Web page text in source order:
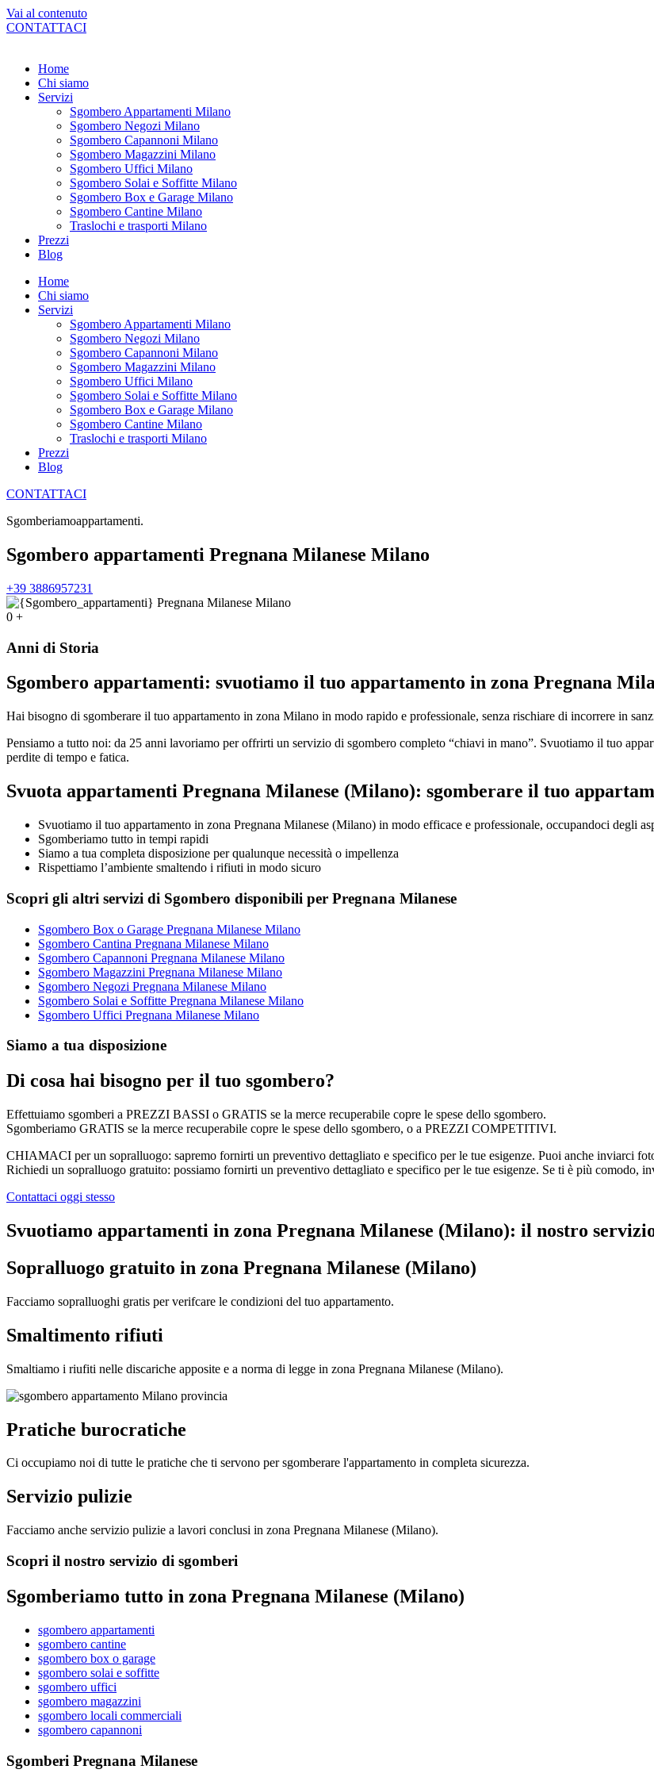
Vai al contenuto
CONTATTACI
Home
Chi siamo
Servizi
Sgombero Appartamenti Milano
Sgombero Negozi Milano
Sgombero Capannoni Milano
Sgombero Magazzini Milano
Sgombero Uffici Milano
Sgombero Solai e Soffitte Milano
Sgombero Box e Garage Milano
Sgombero Cantine Milano
Traslochi e trasporti Milano
Prezzi
Blog
Home
Chi siamo
Servizi
Sgombero Appartamenti Milano
Sgombero Negozi Milano
Sgombero Capannoni Milano
Sgombero Magazzini Milano
Sgombero Uffici Milano
Sgombero Solai e Soffitte Milano
Sgombero Box e Garage Milano
Sgombero Cantine Milano
Traslochi e trasporti Milano
Prezzi
Blog
CONTATTACI
Sgomberiamoappartamenti.
Sgombero appartamenti Pregnana Milanese Milano
+39 3886957231
0 +
Anni di Storia
Sgombero appartamenti: svuotiamo il tuo appartamento in zona Pregnana
Hai bisogno di sgomberare il tuo appartamento in zona Milano in modo rapido e professionale, senza rischiare di incorrere in
Pensiamo a tutto noi: da 25 anni lavoriamo per offrirti un servizio di sgombero completo “chiavi in mano”. Svuotiamo il tuo
perdite di tempo e fatica.
Svuota appartamenti Pregnana Milanese (Milano): sgomberare il tuo
Svuotiamo il tuo appartamento in zona Pregnana Milanese (Milano) in modo efficace e professionale, occupandoci degli
Sgomberiamo tutto in tempi rapidi
Siamo a tua completa disposizione per qualunque necessità o impellenza
Rispettiamo l’ambiente smaltendo i rifiuti in modo sicuro
Scopri gli altri servizi di Sgombero disponibili per Pregnana Milanese
Sgombero Box o Garage Pregnana Milanese Milano
Sgombero Cantina Pregnana Milanese Milano
Sgombero Capannoni Pregnana Milanese Milano
Sgombero Magazzini Pregnana Milanese Milano
Sgombero Negozi Pregnana Milanese Milano
Sgombero Solai e Soffitte Pregnana Milanese Milano
Sgombero Uffici Pregnana Milanese Milano
Siamo a tua disposizione
Di cosa hai bisogno per il tuo sgombero?
Effettuiamo sgomberi a PREZZI BASSI o GRATIS se la merce recuperabile copre le spese dello sgombero.
Sgomberiamo GRATIS se la merce recuperabile copre le spese dello sgombero, o a PREZZI COMPETITIVI.
CHIAMACI per un sopralluogo: sapremo fornirti un preventivo dettagliato e specifico per le tue esigenze. Puoi anche inviarci
Richiedi un sopralluogo gratuito: possiamo fornirti un preventivo dettagliato e specifico per le tue esigenze. Se ti è più comodo,
Contattaci oggi stesso
Svuotiamo appartamenti in zona Pregnana Milanese (Milano): il nostro
Sopralluogo gratuito in zona Pregnana Milanese (Milano)
Facciamo sopralluoghi gratis per verifcare le condizioni del tuo appartamento.
Smaltimento rifiuti
Smaltiamo i riufiti nelle discariche apposite e a norma di legge in zona Pregnana Milanese (Milano).
Pratiche burocratiche
Ci occupiamo noi di tutte le pratiche che ti servono per sgomberare l'appartamento in completa sicurezza.
Servizio pulizie
Facciamo anche servizio pulizie a lavori conclusi in zona Pregnana Milanese (Milano).
Scopri il nostro servizio di sgomberi
Sgomberiamo tutto in zona Pregnana Milanese (Milano)
sgombero appartamenti
sgombero cantine
sgombero box o garage
sgombero solai e soffitte
sgombero uffici
sgombero magazzini
sgombero locali commerciali
sgombero capannoni
Sgomberi Pregnana Milanese